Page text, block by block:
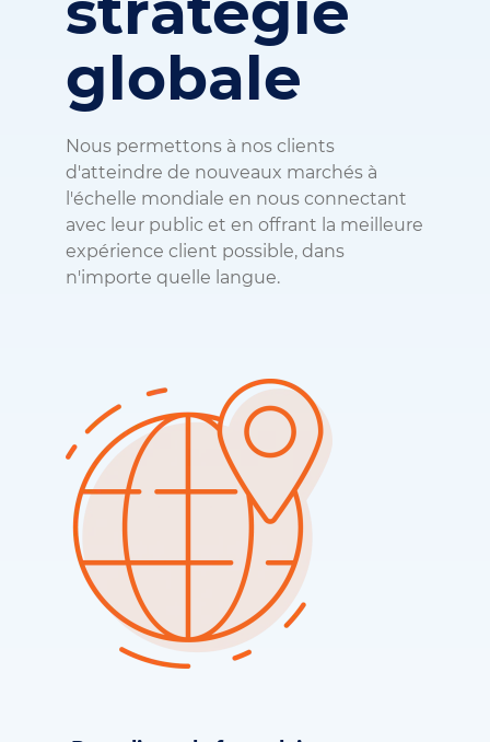
globale
Nous permettons à nos clients
d'atteindre de nouveaux marchés à
l'échelle mondiale en nous connectant
avec leur public et en offrant la meilleure
expérience client possible, dans
n'importe quelle langue.